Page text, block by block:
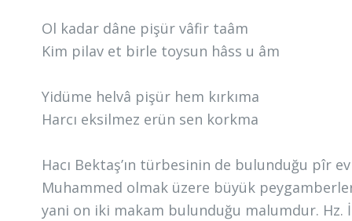
Ol kadar dâne pişür vâfir taâm
Kim pilav et birle toysun hâss u âm
Yidüme helvâ pişür hem kırkıma
Harcı eksilmez erün sen korkma
Hacı Bektaş’ın türbesinin de bulunduğu pîr
Muhammed olmak üzere büyük
yani on iki makam bulunduğu malumdur. Hz.